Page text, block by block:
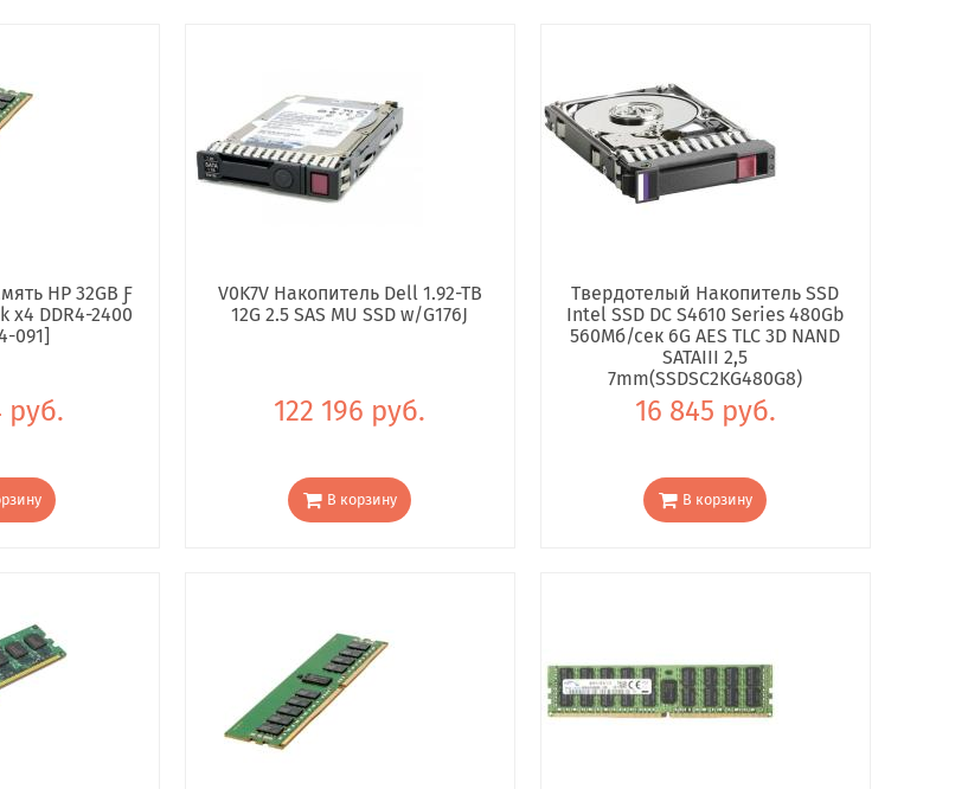
HP 32GB Ƒ
x4 DDR4-2400
091]
руб.
V0K7V Накопитель Dell 1.92-TB
12G 2.5 SAS MU SSD w/G176J
122 196 руб.
В корзину
Твердотелый Накопитель SSD
Intel SSD DC S4610 Series 480Gb
560Мб/сек 6G AES TLC 3D NAND
SATAIII 2,5
7mm(SSDSC2KG480G8)
16 845 руб.
В корзину